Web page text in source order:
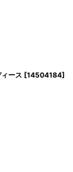
ース [14504184]